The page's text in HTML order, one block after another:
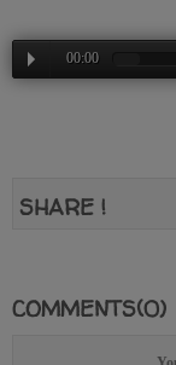
00:00
SHARE !
COMMENTS(0)